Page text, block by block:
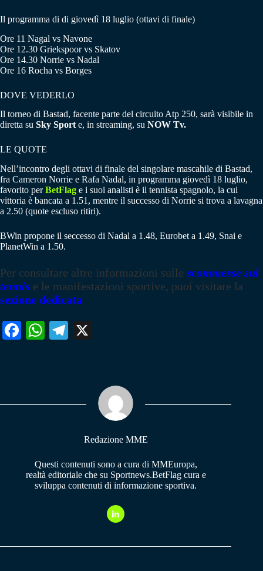
Il programma di di giovedì 18 luglio (ottavi di finale)
Ore 11 Nagal vs Navone
Ore 12.30 Griekspoor vs Skatov
Ore 14.30 Norrie vs Nadal
Ore 16 Rocha vs Borges
DOVE VEDERLO
Il torneo di Bastad, facente parte del circuito Atp 250, sarà visibile in
diretta su Sky Sport e, in streaming, su NOW Tv.
LE QUOTE
Nell’incontro degli ottavi di finale del singolare mascahile di Bastad,
fra Cameron Norrie e Rafa Nadal, in programma giovedì 18 luglio,
favorito perBetFlag e i suoi analisti è il tennista spagnolo, la cui
vittoria è bancata a 1.51, mentre il successo di Norrie si trova a lavagna
a 2.50 (quote escluso ritiri).
BWin propone il seccesso di Nadal a 1.48, Eurobet a 1.49, Snai e
PlanetWin a 1.50.
Per consultare altre informazioni sulle scommesse sul
tennis e le manifestazioni sportive, puoi visitare la
sezione dedicata
Fa W
pp
Te
m
Redazione MME
Questi contenuti sono a cura di MMEuropa,
realtà editoriale che su Sportnews.BetFlag cura e
sviluppa contenuti di informazione sportiva.